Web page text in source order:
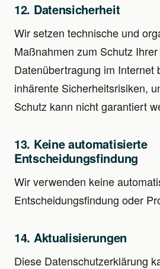
12. Datensicherheit
Wir setzen technische und
Maßnahmen zum Schutz
Datenübertragung im Internet
inhärente Sicherheitsrisiken,
Schutz kann nicht garantiert
13. Keine automatisierte
Entscheidungsfindung
Wir verwenden keine
Entscheidungsfindung oder
14. Aktualisierungen
Diese Datenschutzerklärung